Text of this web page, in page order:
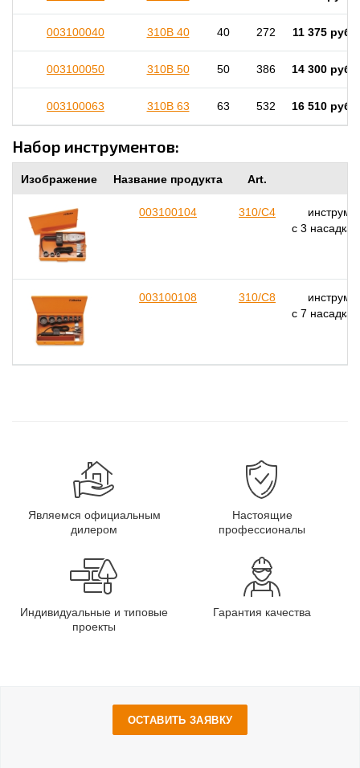
003100040 310B 40 40 272 11 375 руб.
003100050 310B 50 50 386 14 300 руб.
003100063 310B 63 63 532 16 510 руб.
Набор инструментов:
Изображение Название продукта Art.
003100104 310/C4
с 3
003100108 310/C8
с 7
Являемся официальным
дилером
Настоящие
профессионалы
Индивидуальные и типовые
проекты
Гарантия качества
ОСТАВИТЬ ЗАЯВКУ